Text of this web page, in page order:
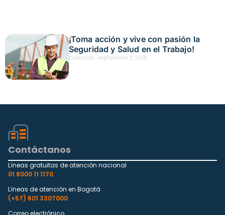
¡Toma acción y vive con pasión la
Seguridad y Salud en el Trabajo!
Publicado: septiembre 2, 2018
Contáctanos
Líneas gratuitas de atención nacional
01 8000 11 1170
Líneas de atención en Bogotá
(+57) 601 3307000
Correo electrónico